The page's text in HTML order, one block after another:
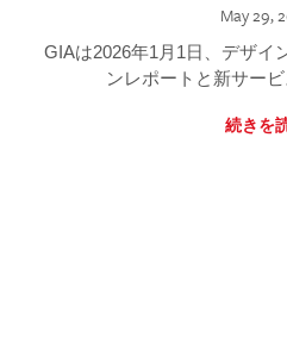
May 29,
GIAは2026年1月1日、デザイ
ンレポートと新サービ
続きを